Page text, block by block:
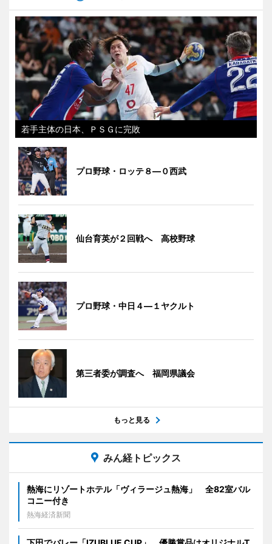
若手主体の日本、ＰＳＧに完敗
プロ野球・ロッテ８―０西武
仙台育英が２回戦へ 高校野球
プロ野球・中日４―１ヤクルト
第三者委が調査へ 福岡県議会
もっと見る
みん経トピックス
熱海にリゾートホテル「ヴィラージュ熱海」 全82室バル
コニー付き
熱海経済新聞